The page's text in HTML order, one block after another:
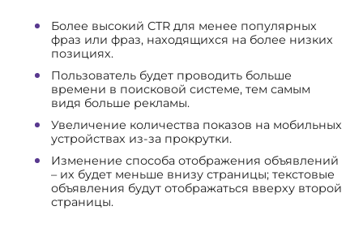
Более высокий CTR для менее популярных
фраз или фраз, находящихся на более низких
позициях.
Пользователь будет проводить больше
времени в поисковой системе, тем самым
видя больше рекламы.
Увеличение количества показов на мобильных
устройствах из-за прокрутки.
Изменение способа отображения объявлений
– их будет меньше внизу страницы; текстовые
объявления будут отображаться вверху второй
страницы.